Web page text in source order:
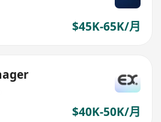
$45K-65K/月
$40K-50K/月